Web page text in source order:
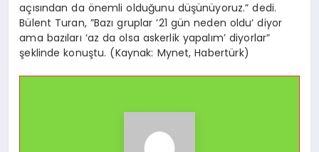
açısından da önemli olduğunu düşünüyoruz.” dedi.
Bülent Turan, ”Bazı gruplar ’21 gün neden oldu’ diyor
ama bazıları ‘az da olsa askerlik yapalım’ diyorlar”
şeklinde konuştu. (Kaynak: Mynet, Habertürk)